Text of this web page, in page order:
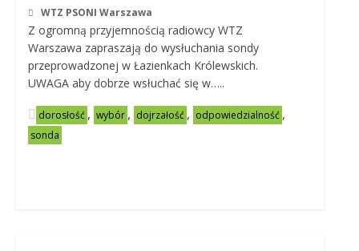
WTZ PSONI Warszawa
Z ogromną przyjemnością radiowcy WTZ
Warszawa zapraszają do wysłuchania sondy
przeprowadzonej w Łazienkach Królewskich.
UWAGA aby dobrze wsłuchać się w…..
dorosłość , wybór , dojrzałość , odpowiedzialność ,
sonda